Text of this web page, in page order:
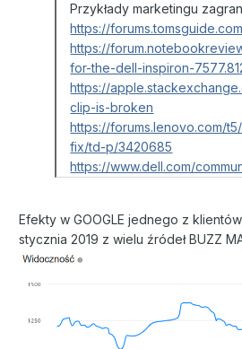
Przykłady marketingu
https://
https://
for-the-dell-inspiron-
https://
clip-is-broken
https://forums.lenovo.com/
fix/td-p/3420685
https://www.dell.com/
Efekty w GOOGLE jednego z
stycznia 2019 z wielu źródeł BUZZ